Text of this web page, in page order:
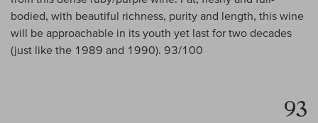
bodied, with beautiful richness, purity and length, this wine
will be approachable in its youth yet last for two decades
(just like the 1989 and 1990). 93/100
93